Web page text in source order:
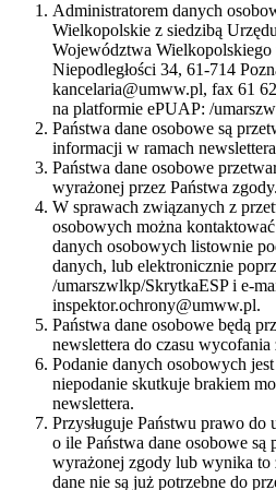
Administratorem danych
Wielkopolskie z siedzibą
Województwa
Niepodległości 34, 61-714
kancelaria@umww.pl, fax 61
na platformie ePUAP: /
Państwa dane osobowe są
informacji w ramach
Państwa dane osobowe
wyrażonej przez Państwa zgody.
W sprawach związanych z
osobowych można
danych osobowych listownie
danych, lub elektronicznie
/umarszwlkp/SkrytkaESP i e-
inspektor.ochrony@umww.pl.
Państwa dane osobowe będą
newslettera do czasu wycofania
Podanie danych osobowych
niepodanie skutkuje brakiem
newslettera.
Przysługuje Państwu prawo do
o ile Państwa dane osobowe są
wyrażonej zgody lub wynika
dane nie są już potrzebne do